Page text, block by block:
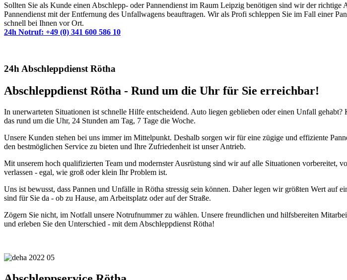
Sollten Sie als Kunde einen Abschlepp- oder Pannendienst im Raum Leipzig benötigen sind wir der
Pannendienst mit der Entfernung des Unfallwagens beauftragen. Wir als Profi schleppen Sie im Fall einer
schnell bei Ihnen vor Ort.
24h Notruf: +49 (0) 341 600 586 10
24h Abschleppdienst Rötha
Abschleppdienst Rötha - Rund um die Uhr für Sie erreichbar!
In unerwarteten Situationen ist schnelle Hilfe entscheidend. Auto liegen geblieben oder einen Unfall
das rund um die Uhr, 24 Stunden am Tag, 7 Tage die Woche.
Unsere Kunden stehen bei uns immer im Mittelpunkt. Deshalb sorgen wir für eine zügige und effiziente
den bestmöglichen Service zu bieten und Ihre Zufriedenheit ist unser Antrieb.
Mit unserem hoch qualifizierten Team und modernster Ausrüstung sind wir auf alle Situationen vorbereitet,
verlassen - egal, wie groß oder klein Ihr Problem ist.
Uns ist bewusst, dass Pannen und Unfälle in Rötha stressig sein können. Daher legen wir größten Wert
sind für Sie da - ob zu Hause, am Arbeitsplatz oder auf der Straße.
Zögern Sie nicht, im Notfall unsere Notrufnummer zu wählen. Unsere freundlichen und hilfsbereiten
und erleben Sie den Unterschied - mit dem Abschleppdienst Rötha!